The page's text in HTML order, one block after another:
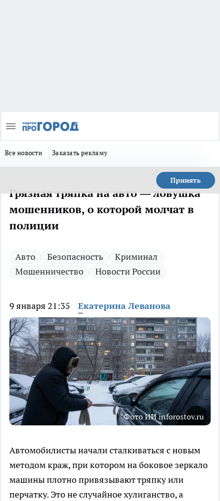
Все новости Заказать рекламу
Принять
Грязная тряпка на авто — ловушка
мошенников, о которой молчат в
полиции
Авто Безопасность
Криминал
Мошенничество
Новости России
9 января 21:35 Екатерина Леванова
Фото ИИ inforostov.ru
Автомобилисты начали сталкиваться с новым
методом краж, при котором на боковое зеркало
машины плотно привязывают тряпку или
перчатку. Это не случайное хулиганство, а